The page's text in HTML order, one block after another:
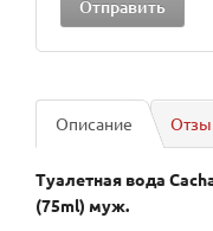
Описание
Туалетная вода
(75ml) муж.